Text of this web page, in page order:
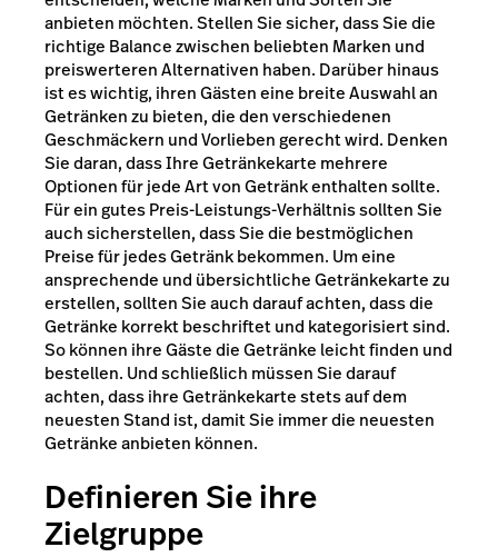
anbieten möchten. Stellen Sie sicher, dass Sie die
richtige Balance zwischen beliebten Marken und
preiswerteren Alternativen haben. Darüber hinaus
ist es wichtig, ihren Gästen eine breite Auswahl an
Getränken zu bieten, die den verschiedenen
Geschmäckern und Vorlieben gerecht wird. Denken
Sie daran, dass Ihre Getränkekarte mehrere
Optionen für jede Art von Getränk enthalten sollte.
Für ein gutes Preis-Leistungs-Verhältnis sollten Sie
auch sicherstellen, dass Sie die bestmöglichen
Preise für jedes Getränk bekommen. Um eine
ansprechende und übersichtliche Getränkekarte zu
erstellen, sollten Sie auch darauf achten, dass die
Getränke korrekt beschriftet und kategorisiert sind.
So können ihre Gäste die Getränke leicht finden und
bestellen. Und schließlich müssen Sie darauf
achten, dass ihre Getränkekarte stets auf dem
neuesten Stand ist, damit Sie immer die neuesten
Getränke anbieten können.
Definieren Sie ihre
Zielgruppe